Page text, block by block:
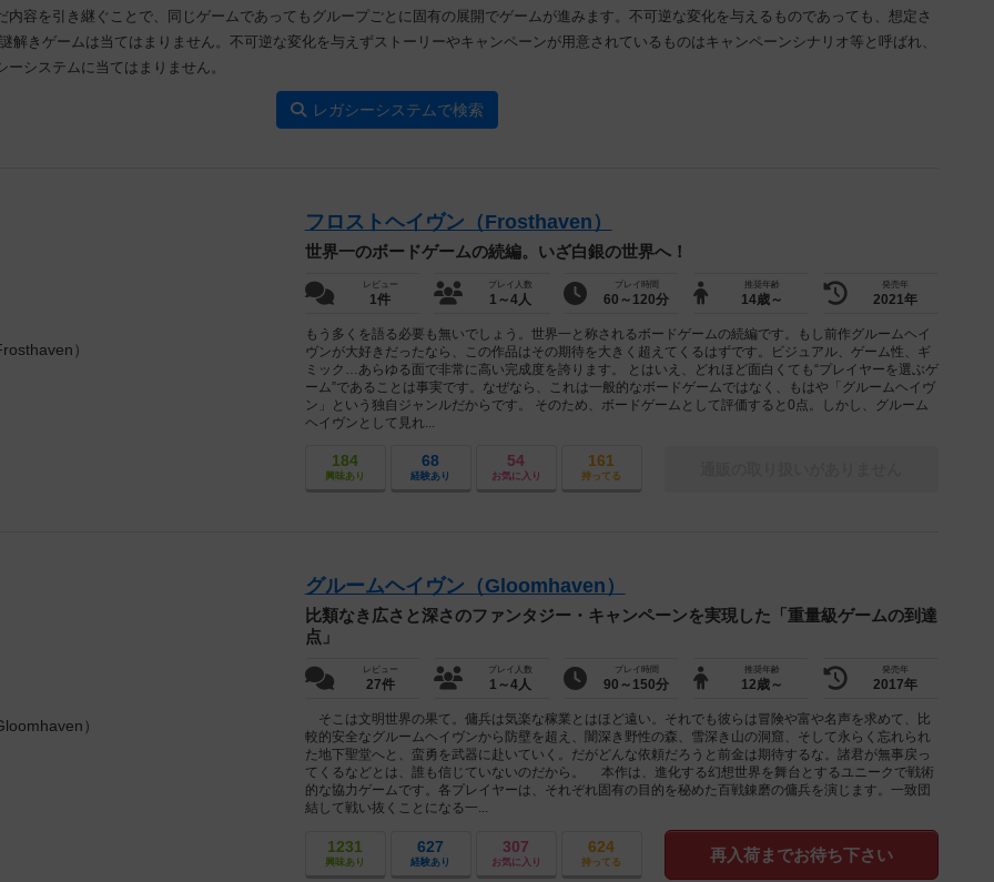
内容を引き継ぐことで、同じゲームであってもグループごとに固有の展開でゲームが進みます。不可逆な変化を与えるものであっても、想定さ
解きゲームは当てはまりません。不可逆な変化を与えずストーリーやキャンペーンが用意されているものはキャンペーンシナリオ等と呼ばれ、
システムに当てはまりません。
レガシーシステムで検索
フロストヘイヴン（Frosthaven）
世界一のボードゲームの続編。いざ白銀の世界へ！
レビュー
1件
プレイ人数
1～4人
プレイ時間
60～120分
推奨年齢
14歳～
発売年
2021年
もう多くを語る必要も無いでしょう。世界一と称されるボードゲームの続編です。もし前作グルームヘイ
ヴンが大好きだったなら、この作品はその期待を大きく超えてくるはずです。ビジュアル、ゲーム性、ギ
ミック…あらゆる面で非常に高い完成度を誇ります。 とはいえ、どれほど面白くても“プレイヤーを選ぶゲ
ーム”であることは事実です。なぜなら、これは一般的なボードゲームではなく、もはや「グルームヘイヴ
ン」という独自ジャンルだからです。 そのため、ボードゲームとして評価すると0点。しかし、グルーム
ヘイヴンとして見れ...
184
興味あり
68
経験あり
54
お気に入り
161
持ってる
グルームヘイヴン（Gloomhaven）
比類なき広さと深さのファンタジー・キャンペーンを実現した「重量級ゲームの到達
点」
レビュー
27件
プレイ人数
1～4人
プレイ時間
90～150分
推奨年齢
12歳～
発売年
2017年
そこは文明世界の果て。傭兵は気楽な稼業とはほど遠い。それでも彼らは冒険や富や名声を求めて、比
較的安全なグルームヘイヴンから防壁を超え、闇深き野性の森、雪深き山の洞窟、そして永らく忘れられ
た地下聖堂へと、蛮勇を武器に赴いていく。だがどんな依頼だろうと前金は期待するな。諸君が無事戻っ
てくるなどとは、誰も信じていないのだから。 本作は、進化する幻想世界を舞台とするユニークで戦術
的な協力ゲームです。各プレイヤーは、それぞれ固有の目的を秘めた百戦錬磨の傭兵を演じます。一致団
結して戦い抜くことになる一...
1231
興味あり
627
経験あり
307
お気に入り
624
持ってる 再入荷までお待ち下さい